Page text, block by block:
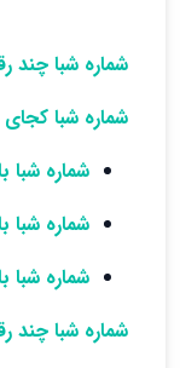
شماره شبا چند
شماره شبا کجای
شماره
شماره
شماره
شماره شبا چند